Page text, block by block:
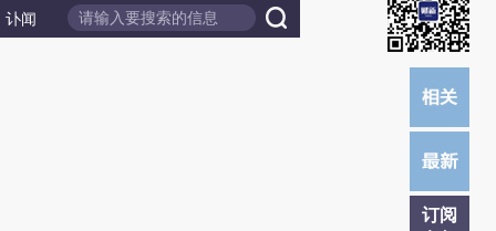
讣闻
订阅